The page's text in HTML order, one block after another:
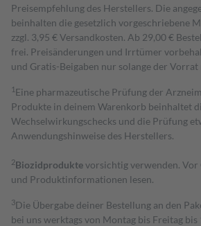
Preisempfehlung des Herstellers. Die
beinhalten die gesetzlich vorgeschriebene
zzgl. 3,95 € Versandkosten. Ab 29,00 €
frei. Preisänderungen und Irrtümer
und Gratis-Beigaben nur solange der Vorrat
1 Eine pharmazeutische Prüfung der
Produkte in deinem Warenkorb beinhaltet
Wechselwirkungschecks und die Prüfung
Anwendungshinweise des Herstellers.
2Biozidproduktevorsichtig verwenden.
und Produktinformationen lesen.
3Die Übergabe deiner Bestellung an den
bei uns werktags von Montag bis Freitag bis